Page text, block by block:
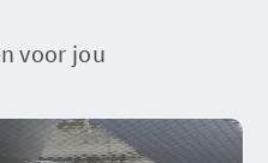
voor jou